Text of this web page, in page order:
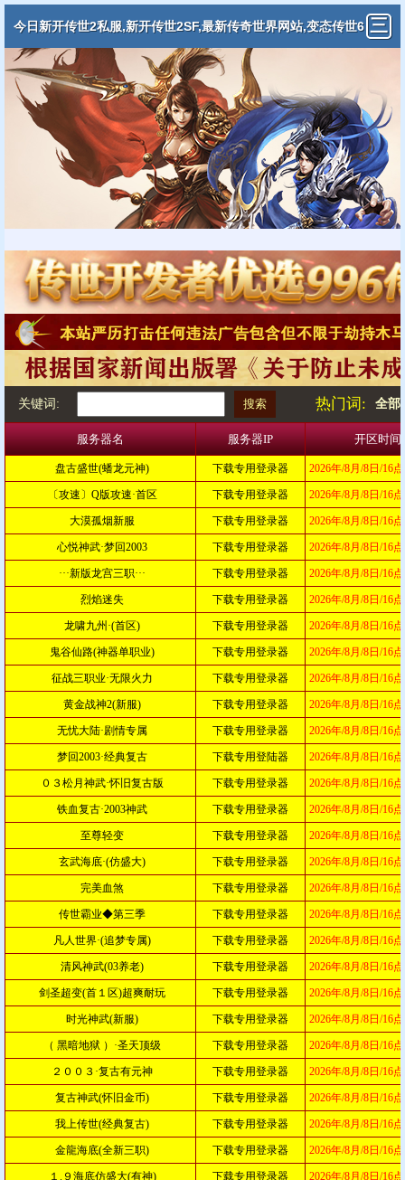
今日新开传世2私服,新开传世2SF,最新传奇世界网站,变态传世6
5535